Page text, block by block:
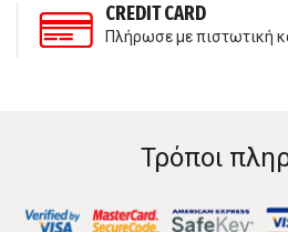
CREDIT CARD
Πλήρωσε με πιστωτική
Τρόποι